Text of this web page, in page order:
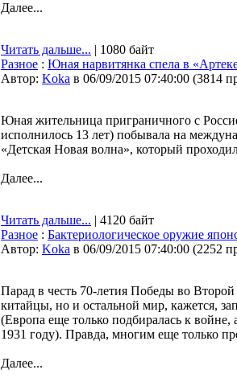
Далее...
Читать дальше... | 1080 байт
Разное : Юная нарвитянка спела в
Автор: Koka в 06/09/2015 07:40:00 (3814
Юная жительница приграничного с
исполнилось 13 лет) побывала на
«Детская Новая волна», который
Далее...
Читать дальше... | 4120 байт
Разное : Бактериологическое оружие
Автор: Koka в 06/09/2015 07:40:00 (2252
Парад в честь 70-летия Победы во
китайцы, но и остальной мир, кажется,
(Европа еще только подбиралась к
1931 году). Правда, многим еще только
Далее...